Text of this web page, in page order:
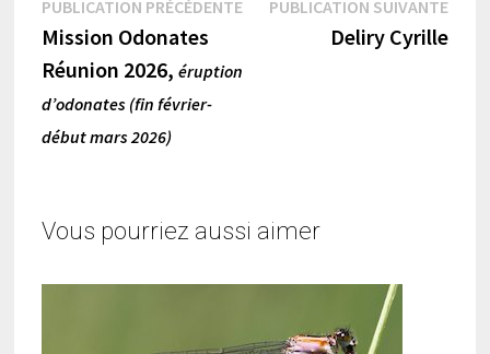
Navigation
de
l’article
PUBLICATION PRÉCÉDENTE
précédente :
Mission Odonates
Réunion 2026, éruption
d’odonates (fin février-
début mars 2026)
PUBLICATION SUIVANTE
Deliry Cyrille
Vous pourriez aussi aimer